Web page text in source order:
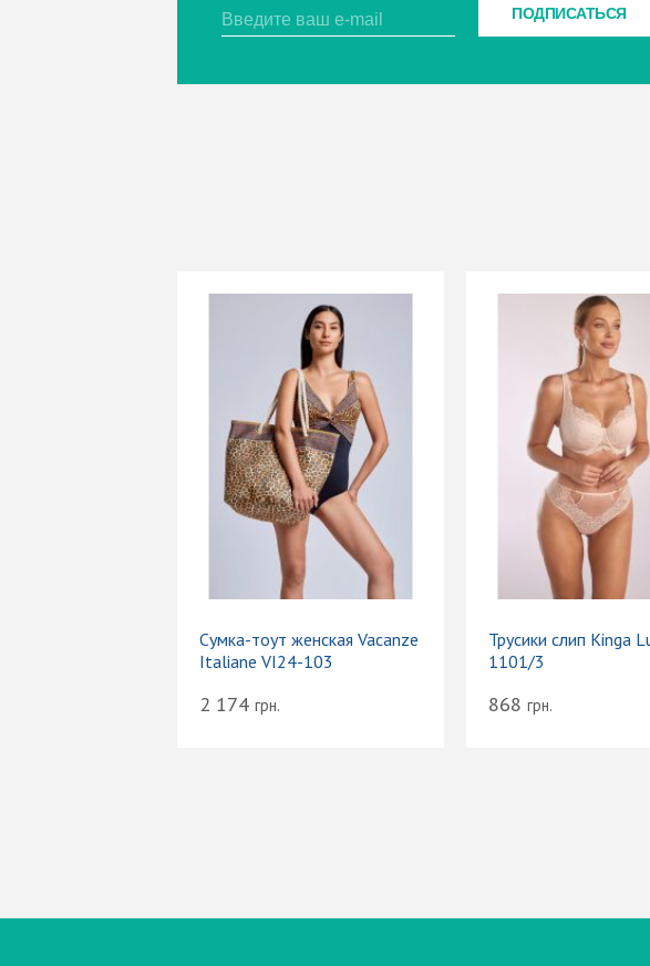
ПОДПИСАТЬСЯ
ПОДПИСАТЬСЯ
Сумка-тоут женская Vacanze
Italiane VI24-103
2 174 грн.
Трусики слип Kinga
1101/3
868 грн.